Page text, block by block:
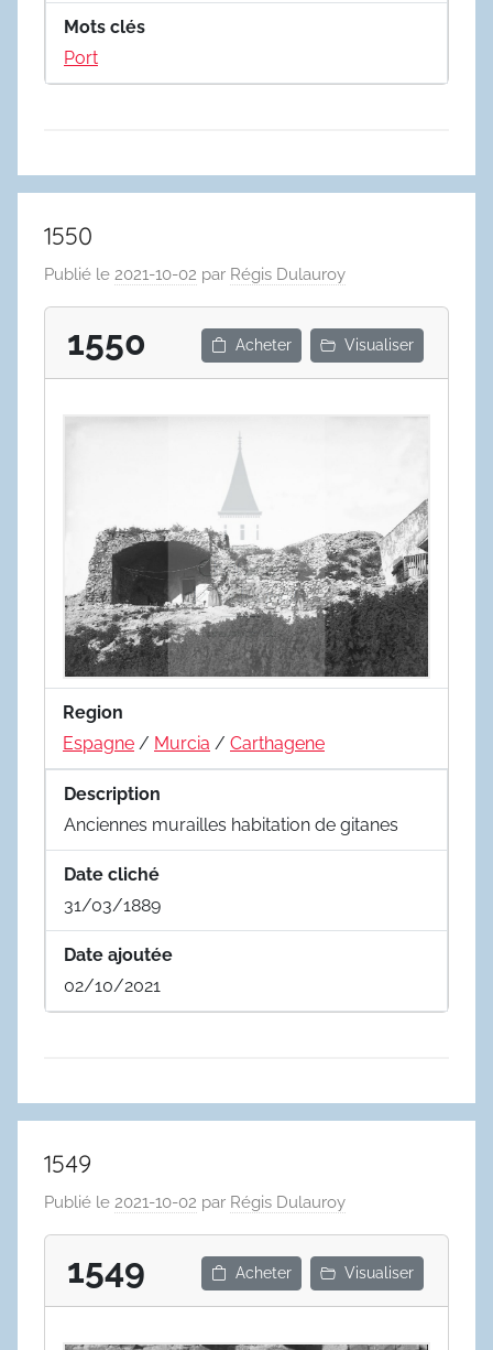
Mots clés
Port
1550
Publié le 2021-10-02 par Régis Dulauroy
1550 Acheter Visualiser
Region
Espagne / Murcia / Carthagene
Description
Anciennes murailles habitation de gitanes
Date cliché
31/03/1889
Date ajoutée
02/10/2021
1549
Publié le 2021-10-02 par Régis Dulauroy
1549 Acheter Visualiser